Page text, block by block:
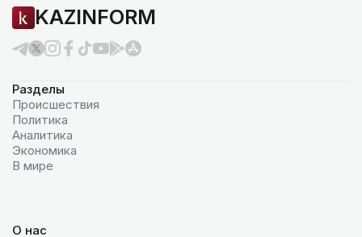
KAZINFORM
Разделы
Происшествия
Политика
Аналитика
Экономика
В мире
О нас